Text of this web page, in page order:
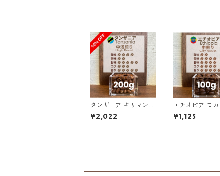
タンザニア キリマンジ
ャロ KIBO AA ノーザ
ン・モシ 200g（100
¥2,022
エチオピア モ
ガチェフェ G1
チェレ ナチュ
¥1,123